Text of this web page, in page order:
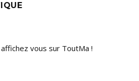
vous sur ToutMa !